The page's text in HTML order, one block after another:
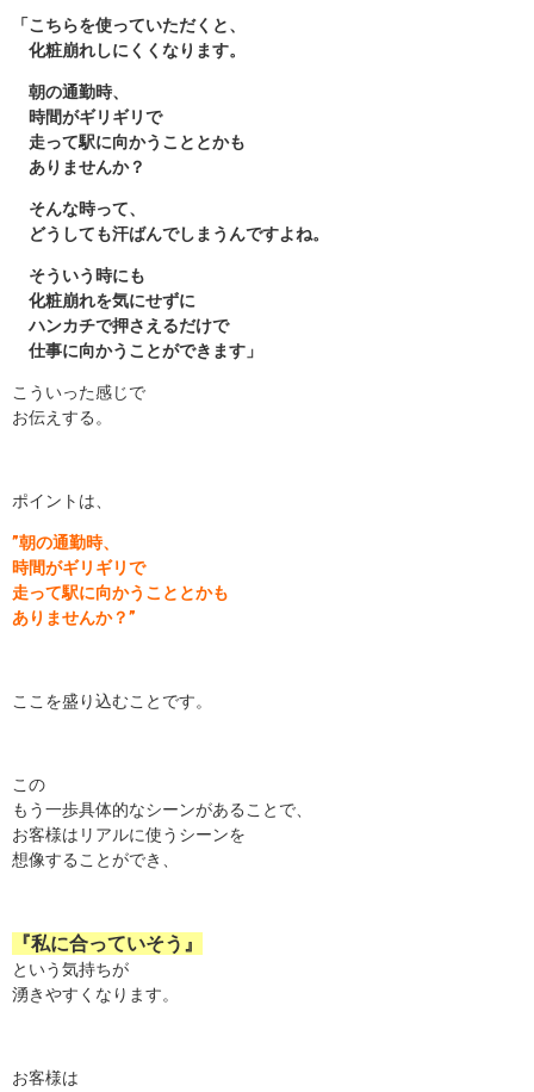
「こちらを使っていただくと、
化粧崩れしにくくなります。
朝の通勤時、
時間がギリギリで
走って駅に向かうこととかも
ありませんか？
そんな時って、
どうしても汗ばんでしまうんですよね。
そういう時にも
化粧崩れを気にせずに
ハンカチで押さえるだけで
仕事に向かうことができます」
こういった感じで
お伝えする。
ポイントは、
”朝の通勤時、
時間がギリギリで
走って駅に向かうこととかも
ありませんか？”
ここを盛り込むことです。
この
もう一歩具体的なシーンがあることで、
お客様はリアルに使うシーンを
想像することができ、
『私に合っていそう』
という気持ちが
湧きやすくなります。
お客様は